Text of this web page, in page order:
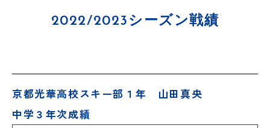
2022/2023シーズン戦績
京都光華高校スキー部１年 山田真央
中学３年次成績